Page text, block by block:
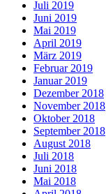
Juli 2019
Juni 2019
Mai 2019
April 2019
März 2019
Februar 2019
Januar 2019
Dezember 2018
November 2018
Oktober 2018
September 2018
August 2018
Juli 2018
Juni 2018
Mai 2018